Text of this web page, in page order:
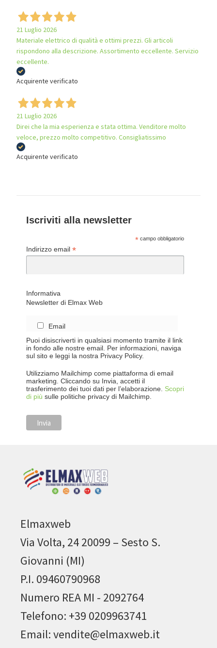
21 Luglio 2026
Materiale elettrico di qualità e ottimi prezzi. Gli articoli
rispondono alla descrizione. Assortimento eccellente. Servizio
eccellente.
Acquirente verificato
21 Luglio 2026
Direi che la mia esperienza e stata ottima. Venditore molto
veloce, prezzo molto competitivo. Consigliatissimo
Acquirente verificato
Iscriviti alla newsletter
* campo obbligatorio
Indirizzo email *
Informativa
Newsletter di Elmax Web
Email
Puoi disiscriverti in qualsiasi momento tramite il link
in fondo alle nostre email. Per informazioni, naviga
sul sito e leggi la nostra Privacy Policy.
Utilizziamo Mailchimp come piattaforma di email
marketing. Cliccando su Invia, accetti il
trasferimento dei tuoi dati per l’elaborazione. Scopri
di più sulle politiche privacy di Mailchimp.
Elmaxweb
Via Volta, 24 20099 – Sesto S.
Giovanni (MI)
P.I. 09460790968
Numero REA MI - 2092764
Telefono: +39 0209963741
Email: vendite@elmaxweb.it